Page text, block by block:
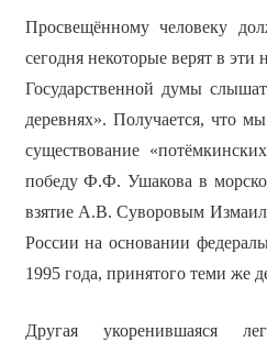
Просвещённому человеку
сегодня некоторые верят в
Государственной думы
деревнях». Получается, что
существование
победу Ф.Ф. Ушакова в
взятие А.В. Суворовым
России на основании
1995 года, принятого теми же
Другая укоренившаяся